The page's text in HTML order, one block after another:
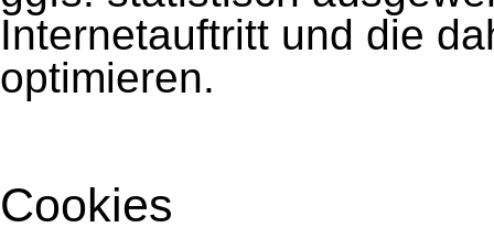
Internetauftritt und die
optimieren.
Cookies